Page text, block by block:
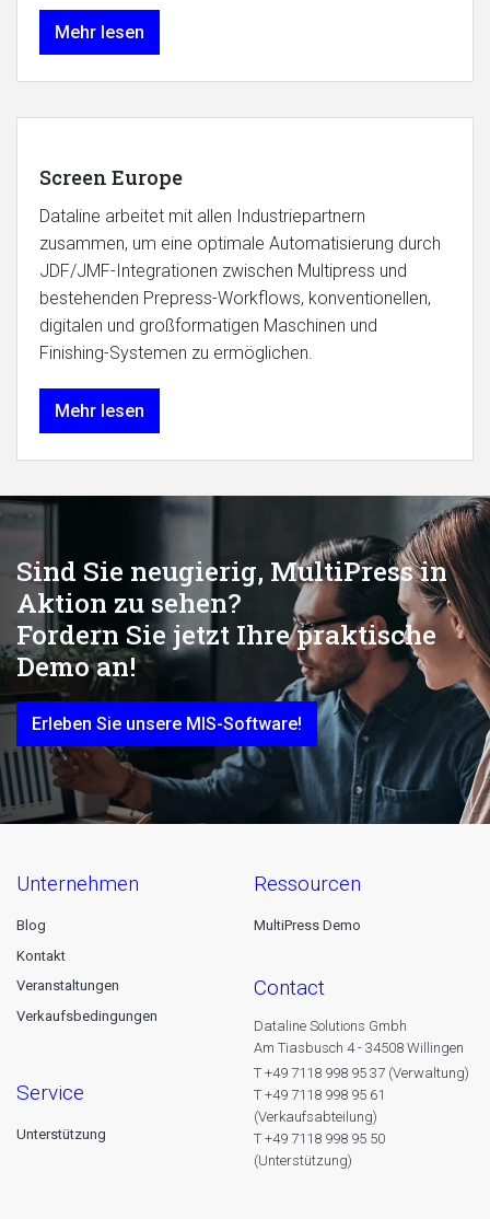
Mehr lesen
Screen Europe
Dataline arbeitet mit allen Industriepartnern
zusammen, um eine optimale Automatisierung durch
JDF/JMF-Integrationen zwischen Multipress und
bestehenden Prepress-Workflows, konventionellen,
digitalen und großformatigen Maschinen und
Finishing-Systemen zu ermöglichen.
Mehr lesen
Sind Sie neugierig, MultiPress in
Aktion zu sehen?
Fordern Sie jetzt Ihre praktische
Demo an!
Erleben Sie unsere MIS-Software!
unternehmen
Blog
Kontakt
Veranstaltungen
Verkaufsbedingungen
service
Unterstützung
ressourcen
MultiPress Demo
contact
Dataline Solutions Gmbh
Am Tiasbusch 4 - 34508 Willingen
T +49 7118 998 95 37 (Verwaltung)
T +49 7118 998 95 61
(Verkaufsabteilung)
T +49 7118 998 95 50
(Unterstützung)